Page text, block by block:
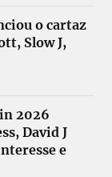
o cartaz
Slow J,
2026
David J
e